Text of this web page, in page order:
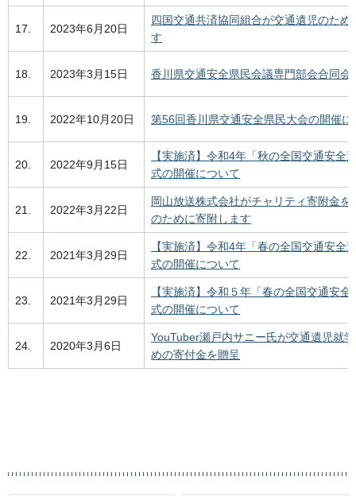
17. 2023年6月20日
四国交通共済協同組合が交通遺児のため
す
18. 2023年3月15日 香川県交通安全県民会議専門部会合同会
19. 2022年10月20日 第56回香川県交通安全県民大会の開催に
20. 2022年9月15日
【実施済】令和4年「秋の全国交通安全
式の開催について
21. 2022年3月22日
岡山放送株式会社がチャリティ寄附金を
のために寄附します
22. 2021年3月29日
【実施済】令和4年「春の全国交通安全
式の開催について
23. 2021年3月29日
【実施済】令和５年「春の全国交通安全
式の開催について
24. 2020年3月6日
YouTuber瀬戸内サニー氏が交通遺児就
めの寄付金を贈呈